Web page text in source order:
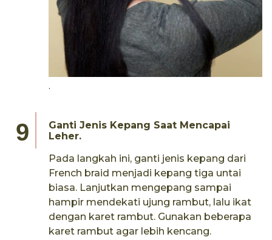
.
Ganti Jenis Kepang Saat Mencapai
Leher.
Pada langkah ini, ganti jenis kepang dari
French braid menjadi kepang tiga untai
biasa. Lanjutkan mengepang sampai
hampir mendekati ujung rambut, lalu ikat
dengan karet rambut. Gunakan beberapa
karet rambut agar lebih kencang.